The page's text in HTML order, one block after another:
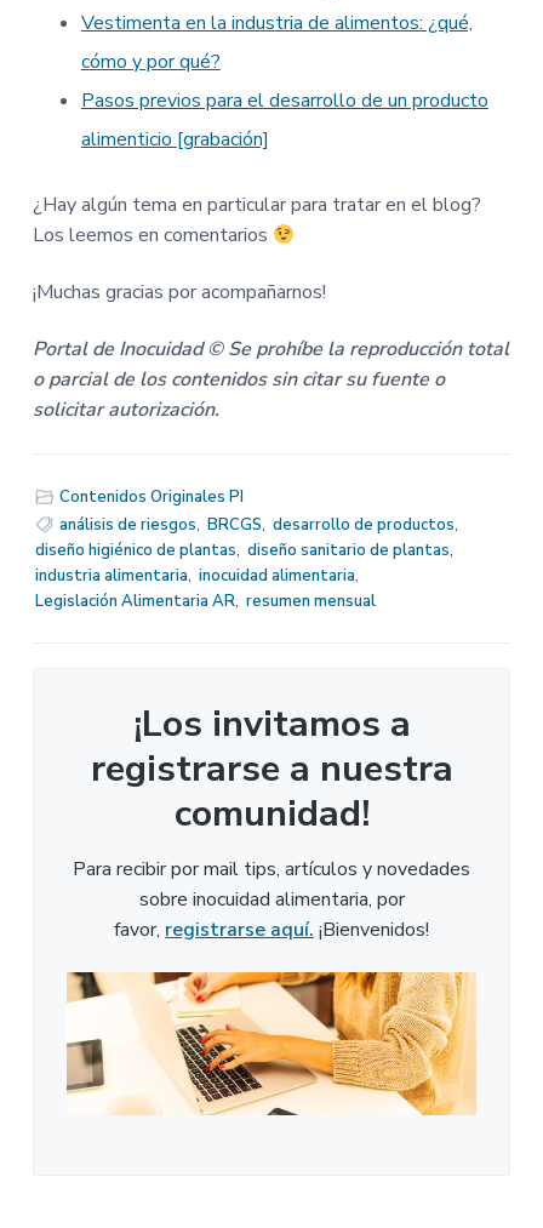
Vestimenta en la industria de alimentos: ¿qué,
cómo y por qué?
Pasos previos para el desarrollo de un producto
alimenticio [grabación]
¿Hay algún tema en particular para tratar en el blog?
Los leemos en comentarios
¡Muchas gracias por acompañarnos!
Portal de Inocuidad © Se prohíbe la reproducción total
o parcial de los contenidos sin citar su fuente o
solicitar autorización.
Contenidos Originales PI
análisis de riesgos, BRCGS, desarrollo de productos,
diseño higiénico de plantas, diseño sanitario de plantas,
industria alimentaria, inocuidad alimentaria,
Legislación Alimentaria AR, resumen mensual
¡Los invitamos a
registrarse a nuestra
comunidad!
Para recibir por mail tips, artículos y novedades
sobre inocuidad alimentaria, por
favor, registrarse aquí. ¡Bienvenidos!